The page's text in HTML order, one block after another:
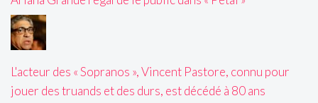
L'acteur des « Sopranos », Vincent Pastore, connu pour
jouer des truands et des durs, est décédé à 80 ans